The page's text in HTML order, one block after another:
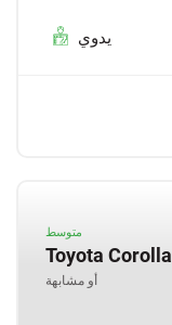
يدوي
متوسط
Toyota Corolla
أو مشابهة